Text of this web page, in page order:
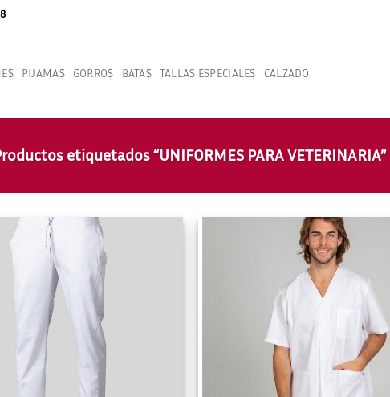
PIJAMAS GORROS BATAS TALLAS ESPECIALES CALZADO
etiquetados “UNIFORMES PARA VETERINARIA”